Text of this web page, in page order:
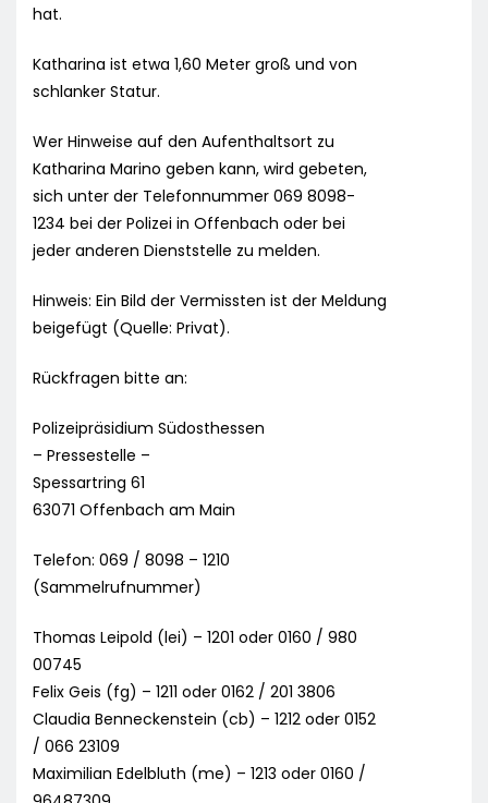
hat.
Katharina ist etwa 1,60 Meter groß und von
schlanker Statur.
Wer Hinweise auf den Aufenthaltsort zu
Katharina Marino geben kann, wird gebeten,
sich unter der Telefonnummer 069 8098-
1234 bei der Polizei in Offenbach oder bei
jeder anderen Dienststelle zu melden.
Hinweis: Ein Bild der Vermissten ist der Meldung
beigefügt (Quelle: Privat).
Rückfragen bitte an:
Polizeipräsidium Südosthessen
– Pressestelle –
Spessartring 61
63071 Offenbach am Main
Telefon: 069 / 8098 – 1210
(Sammelrufnummer)
Thomas Leipold (lei) – 1201 oder 0160 / 980
00745
Felix Geis (fg) – 1211 oder 0162 / 201 3806
Claudia Benneckenstein (cb) – 1212 oder 0152
/ 066 23109
Maximilian Edelbluth (me) – 1213 oder 0160 /